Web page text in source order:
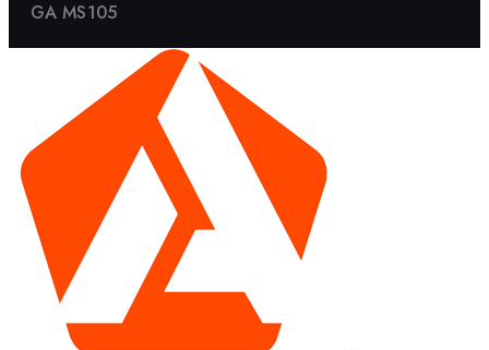
GA MS105